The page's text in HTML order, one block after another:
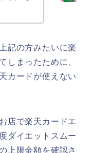
記の方みたいに楽
しまったために、
カードが使えない
店で楽天カードエ
ダイエットスムー
上限金額を確認さ